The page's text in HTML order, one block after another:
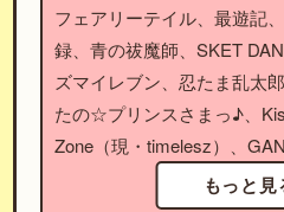
フェアリーテイル、最遊記
録、青の祓魔師、SKET
ズマイレブン、忍たま乱太
たの☆プリンスさまっ♪、
Zone（現・timelesz）、
もっと見